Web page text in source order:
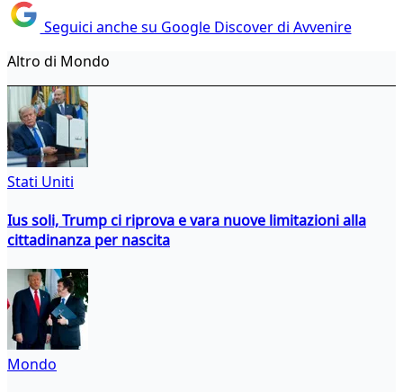
Seguici anche su Google Discover di Avvenire
Altro di Mondo
Stati Uniti
Ius soli, Trump ci riprova e vara nuove limitazioni alla
cittadinanza per nascita
Mondo